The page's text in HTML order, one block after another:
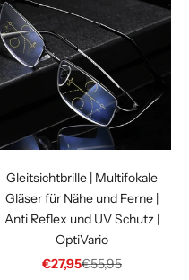
Gleitsichtbrille | Multifokale
Gläser für Nähe und Ferne |
Anti Reflex und UV Schutz |
OptiVario
Angebot
€27,95Regulärer Preis
€55,95